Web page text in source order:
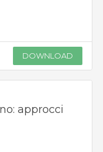
DOWNLOAD
approcci